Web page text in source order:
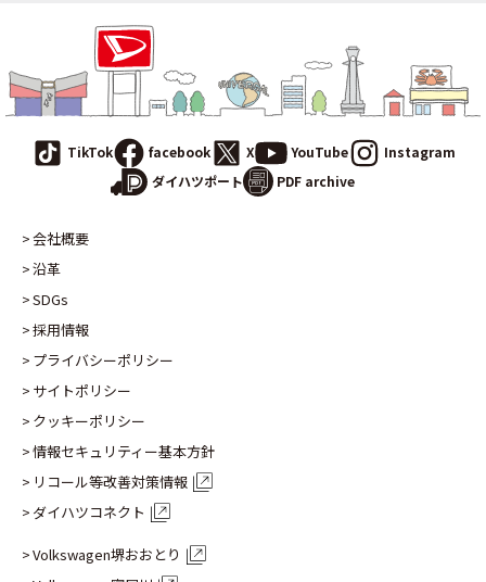
TikTok facebook X YouTube
Instagram
ダイハツポート
PDF archive
会社概要
沿革
SDGs
採用情報
プライバシーポリシー
サイトポリシー
クッキーポリシー
情報セキュリティー基本方針
リコール等改善対策情報
ダイハツコネクト
Volkswagen堺おおとり